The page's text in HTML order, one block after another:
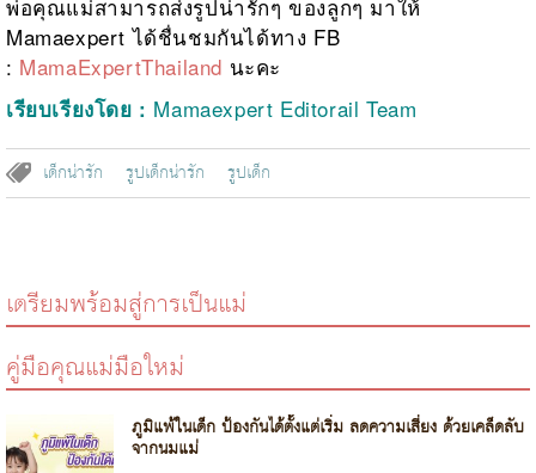
พ่อคุณแม่สามารถส่งรูปน่ารักๆ ของลูกๆ มาให้
Mamaexpert ได้ชื่นชมกันได้ทาง FB
: MamaExpertThailand นะคะ
เรียบเรียงโดย : Mamaexpert Editorail Team
เด็กน่ารัก รูปเด็กน่ารัก รูปเด็ก
เตรียมพร้อมสู่การเป็นแม่
คู่มือคุณแม่มือใหม่
ภูมิแพ้ในเด็ก ป้องกันได้ตั้งแต่เริ่ม ลดความเสี่ยง ด้วยเคล็ดลับ
จากนมแม่